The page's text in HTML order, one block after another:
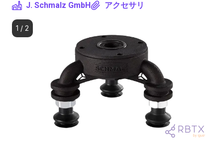
J. Schmalz GmbH アクセサリ
1 / 2